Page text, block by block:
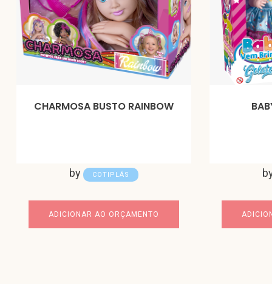
CHARMOSA BUSTO RAINBOW
by COTIPLÁS
ADICIONAR AO ORÇAMENTO